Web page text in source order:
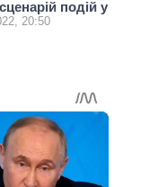
подій у
20:50